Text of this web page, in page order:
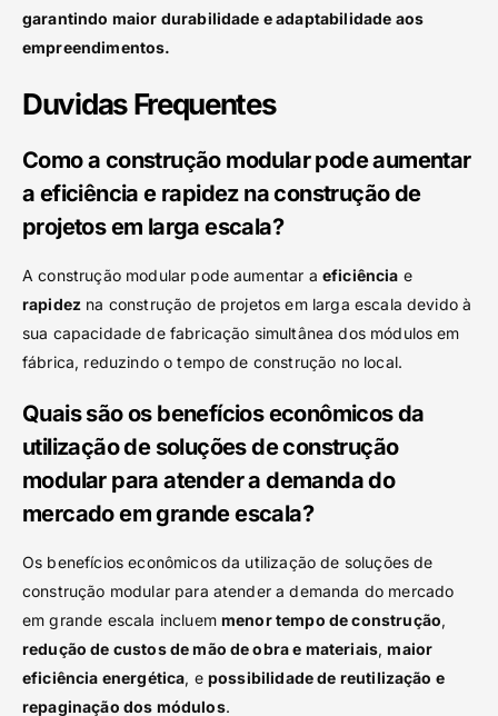
garantindo maior durabilidade e adaptabilidade aos
empreendimentos.
Duvidas Frequentes
Como a construção modular pode aumentar
a eficiência e rapidez na construção de
projetos em larga escala?
A construção modular pode aumentar a eficiência e
rapidez na construção de projetos em larga escala devido à
sua capacidade de fabricação simultânea dos módulos em
fábrica, reduzindo o tempo de construção no local.
Quais são os benefícios econômicos da
utilização de soluções de construção
modular para atender a demanda do
mercado em grande escala?
Os benefícios econômicos da utilização de soluções de
construção modular para atender a demanda do mercado
em grande escala incluemmenor tempo de construção,
redução de custos de mão de obra e materiais,maior
eficiência energética, epossibilidade de reutilização e
repaginação dos módulos.